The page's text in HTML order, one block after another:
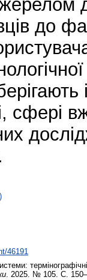
до
сфері
46191
. 2025. № 105. С.